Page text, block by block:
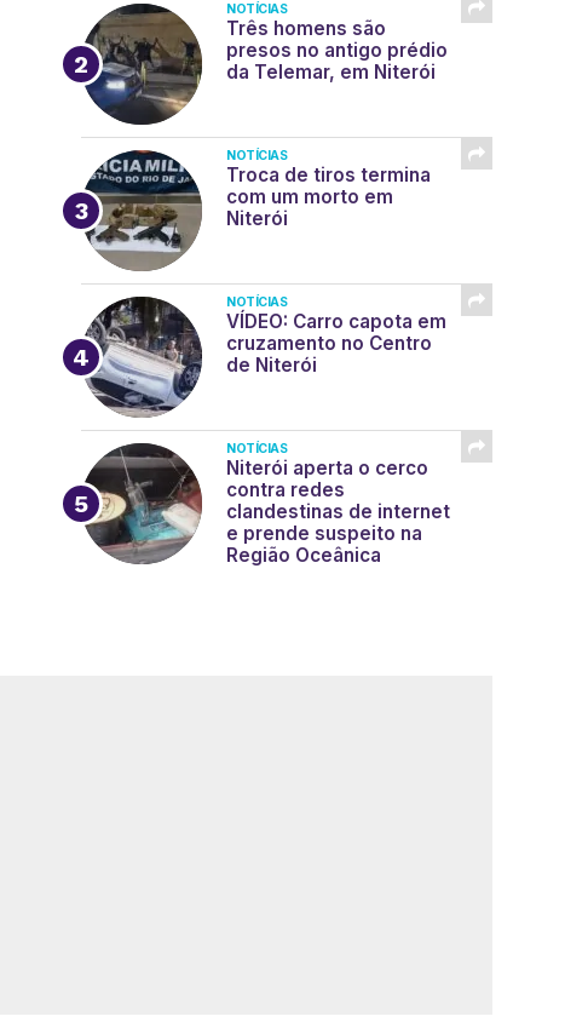
NOTÍCIAS
Três homens são
presos no antigo prédio
da Telemar, em Niterói
NOTÍCIAS
Troca de tiros termina
com um morto em
Niterói
NOTÍCIAS
VÍDEO: Carro capota em
cruzamento no Centro
de Niterói
NOTÍCIAS
Niterói aperta o cerco
contra redes
clandestinas de internet
e prende suspeito na
Região Oceânica